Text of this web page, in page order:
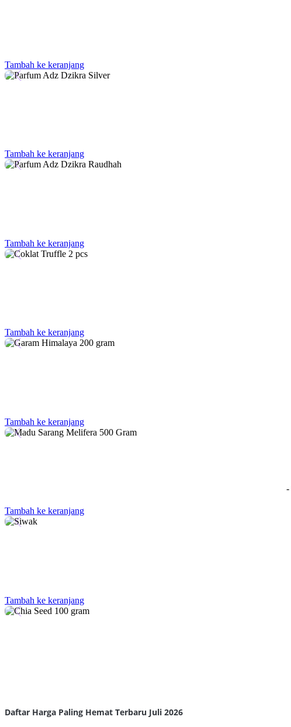
Tambah ke keranjang
Tambah ke keranjang
Tambah ke keranjang
Tambah ke keranjang
Tambah ke keranjang
-
Tambah ke keranjang
Tambah ke keranjang
Daftar Harga Paling Hemat Terbaru Juli 2026